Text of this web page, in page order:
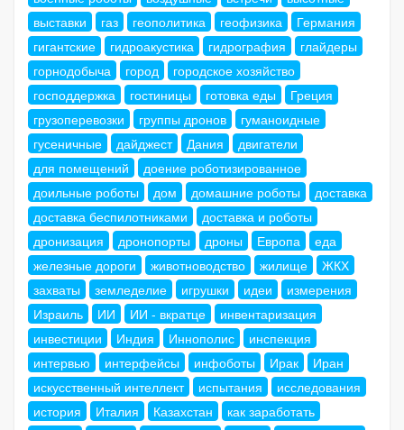
выставки
газ геополитика геофизика
Германия
гигантские
гидроакустика гидрография
глайдеры
горнодобыча
город
городское хозяйство
господдержка
гостиницы готовка еды
Греция
грузоперевозки
группы дронов
гуманоидные
гусеничные
дайджест Дания
двигатели
для помещений
доение роботизированное
доильные роботы
дом домашние роботы
доставка
доставка беспилотниками
доставка и роботы
дронизация
дронопорты дроны Европа
еда
железные дороги
животноводство жилище
ЖКХ
захваты
земледелие игрушки идеи
измерения
Израиль
ИИ ИИ - вкратце
инвентаризация
инвестиции
Индия Иннополис
инспекция
интервью
интерфейсы инфоботы Ирак
Иран
искусственный интеллект
испытания
исследования
история
Италия Казахстан
как заработать